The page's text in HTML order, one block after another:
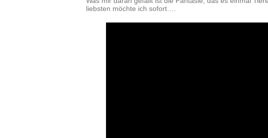
liebsten möchte ich sofort….